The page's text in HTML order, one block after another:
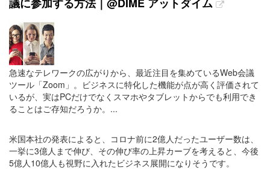
議に参加する方法｜@DIME アットダイム
急速なテレワークの広がりから、最近注目を集めているWeb会議
ツール「Zoom」。ビジネスに特化した機能が点が高く評価されて
いるが、実はPCだけでなくスマホやタブレットからでも利用でき
ることはご存知だろうか。...
米国本社の発表によると、コロナ前に2億人だったユーザー数は、
一挙に3億人まで伸び、その伸び率の上昇カーブを考えると、今後
5億人10億人も視野に入れたビジネス展開になりそうです。